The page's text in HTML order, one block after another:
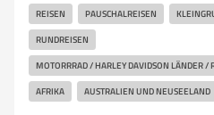
REISEN PAUSCHALREISEN
RUNDREISEN
MOTORRRAD / HARLEY DAVIDSON LÄNDER /
AFRIKA AUSTRALIEN UND NEUSEELAND